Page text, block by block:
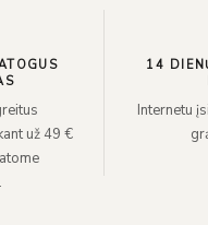
už 49 €
14
Internetu